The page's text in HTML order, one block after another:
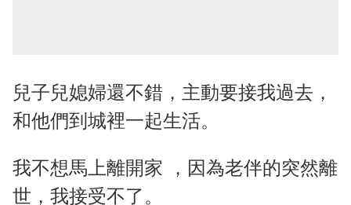
兒子兒媳婦還不錯，主動要接我過去，
和他們到城裡一起生活。
我不想馬上離開家 ，因為老伴的突然離
世，我接受不了。